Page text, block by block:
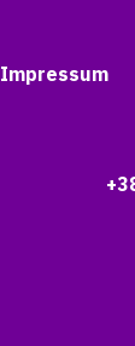
Impressum